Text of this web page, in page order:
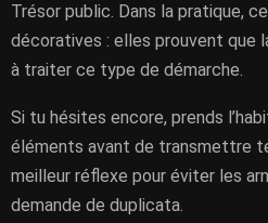
Trésor public. Dans la pratique,
décoratives : elles prouvent que
à traiter ce type de démarche.
Si tu hésites encore, prends
éléments avant de transmettre
meilleur réflexe pour éviter les
demande de duplicata.